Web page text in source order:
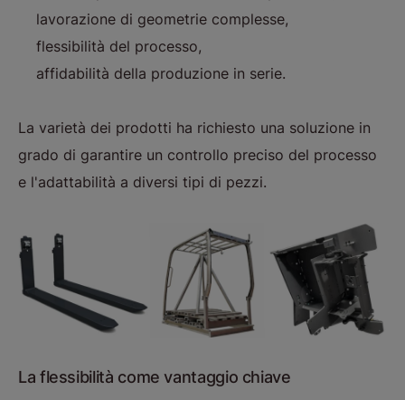
lavorazione di geometrie complesse,
flessibilità del processo,
affidabilità della produzione in serie.
La varietà dei prodotti ha richiesto una soluzione in
grado di garantire un controllo preciso del processo
e l'adattabilità a diversi tipi di pezzi.
La flessibilità come vantaggio chiave